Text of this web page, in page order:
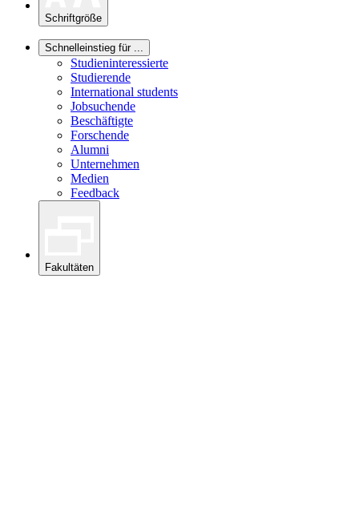
Schriftgröße
Schnelleinstieg für ...
Studieninteressierte
Studierende
International students
Jobsuchende
Beschäftigte
Forschende
Alumni
Unternehmen
Medien
Feedback
Fakultäten